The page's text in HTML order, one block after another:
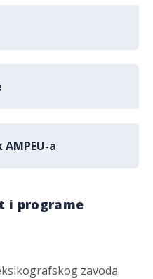
a
i programe
zavoda